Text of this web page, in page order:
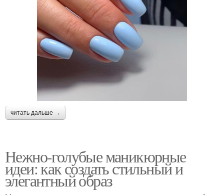
читать дальше →
Нежно-голубые маникюрные
идеи: как создать стильный и
элегантный образ